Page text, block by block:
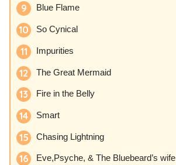
Blue Flame
So Cynical
Impurities
The Great Mermaid
Fire in the Belly
Smart
Chasing Lightning
Eve,Psyche, & The Bluebeard’s wife